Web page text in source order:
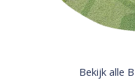
Bekijk alle